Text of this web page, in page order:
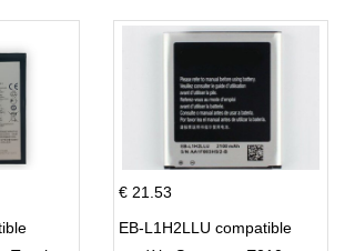
€ 21.53
EB-L1H2LLU compatible